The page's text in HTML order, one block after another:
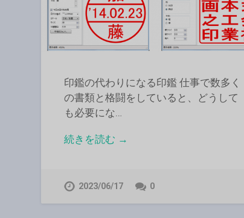
印鑑の代わりになる印鑑 仕事で数多く
の書類と格闘をしていると、どうして
も必要にな…
続きを読む →
2023/06/17 0